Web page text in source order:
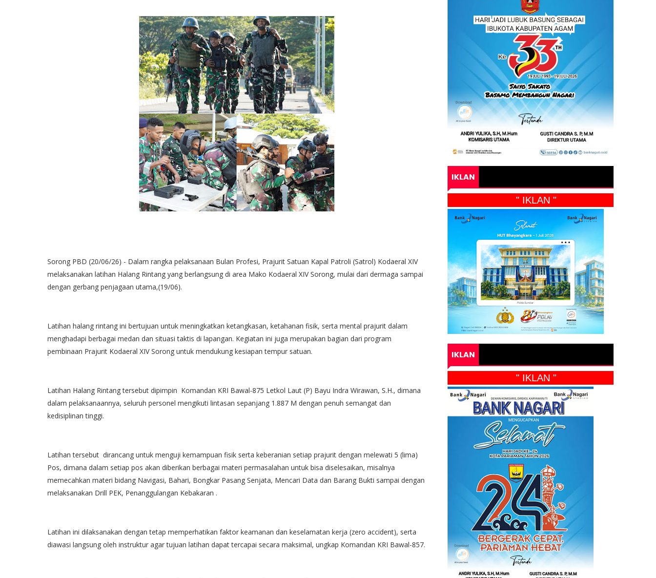
Sorong PBD (20/06/26) - Dalam rangka pelaksanaan Bulan Profesi, Prajurit Satuan Kapal Patroli (Satrol) Kodaeral XIV
melaksanakan latihan Halang Rintang yang berlangsung di area Mako Kodaeral XIV Sorong, mulai dari dermaga sampai
dengan gerbang penjagaan utama,(19/06).
Latihan halang rintang ini bertujuan untuk meningkatkan ketangkasan, ketahanan fisik, serta mental prajurit dalam
menghadapi berbagai medan dan situasi taktis di lapangan. Kegiatan ini juga merupakan bagian dari program
pembinaan Prajurit Kodaeral XIV Sorong untuk mendukung kesiapan tempur satuan.
Latihan Halang Rintang tersebut dipimpin Komandan KRI Bawal-875 Letkol Laut (P) Bayu Indra Wirawan, S.H., dimana
dalam pelaksanaannya, seluruh personel mengikuti lintasan sepanjang 1.887 M dengan penuh semangat dan
kedisiplinan tinggi.
Latihan tersebut dirancang untuk menguji kemampuan fisik serta keberanian setiap prajurit dengan melewati 5 (lima)
Pos, dimana dalam setiap pos akan diberikan berbagai materi permasalahan untuk bisa diselesaikan, misalnya
memecahkan materi bidang Navigasi, Bahari, Bongkar Pasang Senjata, Mencari Data dan Barang Bukti sampai dengan
melaksanakan Drill PEK, Penanggulangan Kebakaran .
Latihan ini dilaksanakan dengan tetap memperhatikan faktor keamanan dan keselamatan kerja (zero accident), serta
diawasi langsung oleh instruktur agar tujuan latihan dapat tercapai secara maksimal, ungkap Komandan KRI Bawal-857.
IKLAN
" IKLAN "
IKLAN
" IKLAN "